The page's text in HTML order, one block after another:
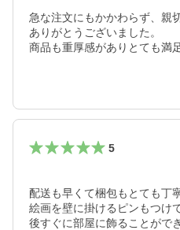
急な注文にもかかわらず、親
ありがとうございました。
商品も重厚感がありとても満
5
配送も早くて梱包もとても丁
絵画を壁に掛けるピンもつけ
後すぐに部屋に飾ることがで